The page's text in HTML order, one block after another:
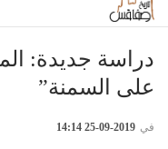
دراسة جديدة:
على السمنة”
في 2019-09-25 14:14